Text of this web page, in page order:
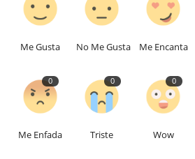
Me Gusta No Me Gusta Me Encanta
0
Me Enfada
0
Triste
0
Wow